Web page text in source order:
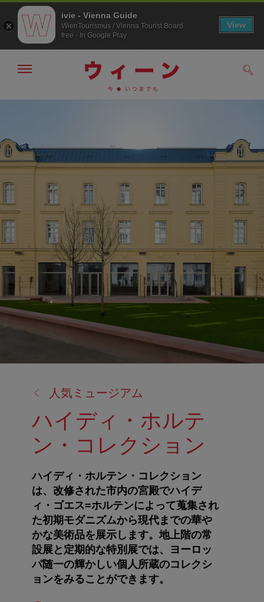
ー
へ
ー
ジ
の
ッ
へ
メ
非
表
示
人気ミュージアム
ハイディ・ホルテ
ン・コレクション
ハイディ・ホルテン・コレクション
は、改修された市内の宮殿でハイデ
ィ・ゴエス=ホルテンによって蒐集され
た初期モダニズムから現代までの華や
かな美術品を展示します。地上階の常
設展と定期的な特別展では、ヨーロッ
パ随一の輝かしい個人所蔵のコレクシ
ョンをみることができます。
ivie - Vienna Guide
WienTourismus / Vienna Tourist Board
free - In Google Play
View